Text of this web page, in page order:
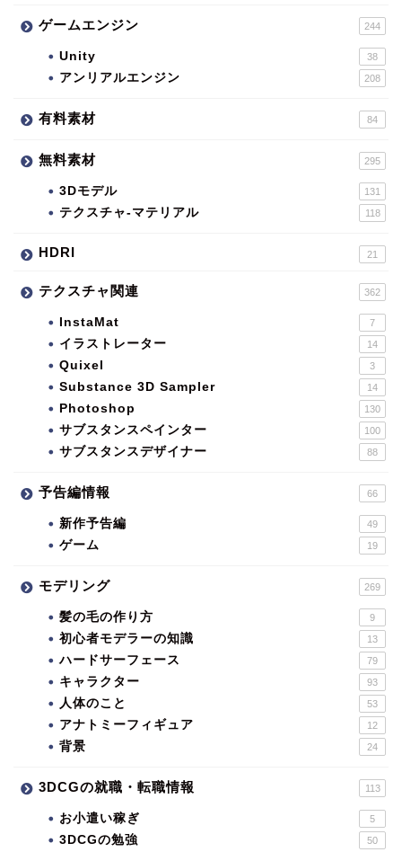
ゲームエンジン 244
Unity 38
アンリアルエンジン 208
有料素材 84
無料素材 295
3Dモデル 131
テクスチャ-マテリアル 118
HDRI 21
テクスチャ関連 362
InstaMat 7
イラストレーター 14
Quixel 3
Substance 3D Sampler 14
Photoshop 130
サブスタンスペインター 100
サブスタンスデザイナー 88
予告編情報 66
新作予告編 49
ゲーム 19
モデリング 269
髪の毛の作り方 9
初心者モデラーの知識 13
ハードサーフェース 79
キャラクター 93
人体のこと 53
アナトミーフィギュア 12
背景 24
3DCGの就職・転職情報 113
お小遣い稼ぎ 5
3DCGの勉強 50